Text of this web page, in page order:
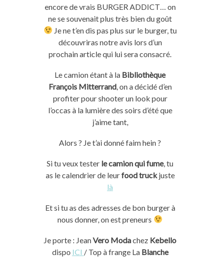
encore de vrais BURGER ADDICT… on
ne se souvenait plus très bien du goût
Je ne t’en dis pas plus sur le burger, tu
découvriras notre avis lors d’un
prochain article qui lui sera consacré.
Le camion étant à la Bibliothèque
François Mitterrand, on a décidé d’en
profiter pour shooter un look pour
l’occas à la lumière des soirs d’été que
j’aime tant,
Alors ? Je t’ai donné faim hein ?
Si tu veux tester le camion qui fume, tu
as le calendrier de leurfood truckjuste
là
Et si tu as des adresses de bon burger à
nous donner, on est preneurs
Je porte : JeanVero Modachez Kebello
dispo ICI / Top à frange La Blanche